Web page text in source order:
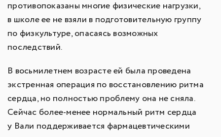
противопоказаны многие физические нагрузки,
в школе ее не взяли в подготовительную группу
по физкультуре, опасаясь возможных
последствий.
В восьмилетнем возрасте ей была проведена
экстренная операция по восстановлению ритма
сердца, но полностью проблему она не сняла.
Сейчас более-менее нормальный ритм сердца
у Вали поддерживается фармацевтическими